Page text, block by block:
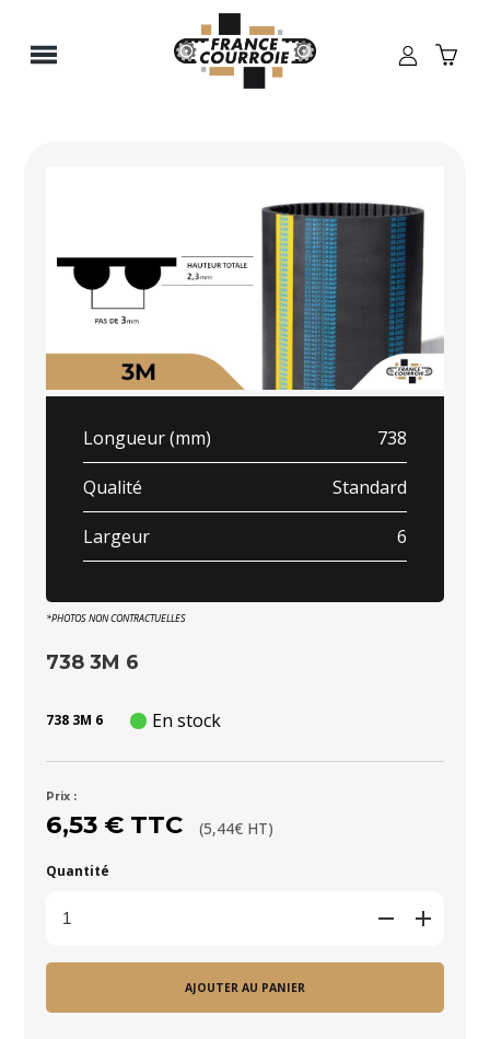
Longueur (mm) 738
Qualité Standard
Largeur 6
*PHOTOS NON CONTRACTUELLES
738 3M 6
738 3M 6 En stock
Prix :
6,53 € TTC (5,44€ HT)
Quantité
AJOUTER AU PANIER
Panneau de gestion des cookies